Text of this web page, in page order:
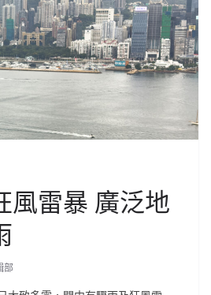
風雷暴 廣泛地
部